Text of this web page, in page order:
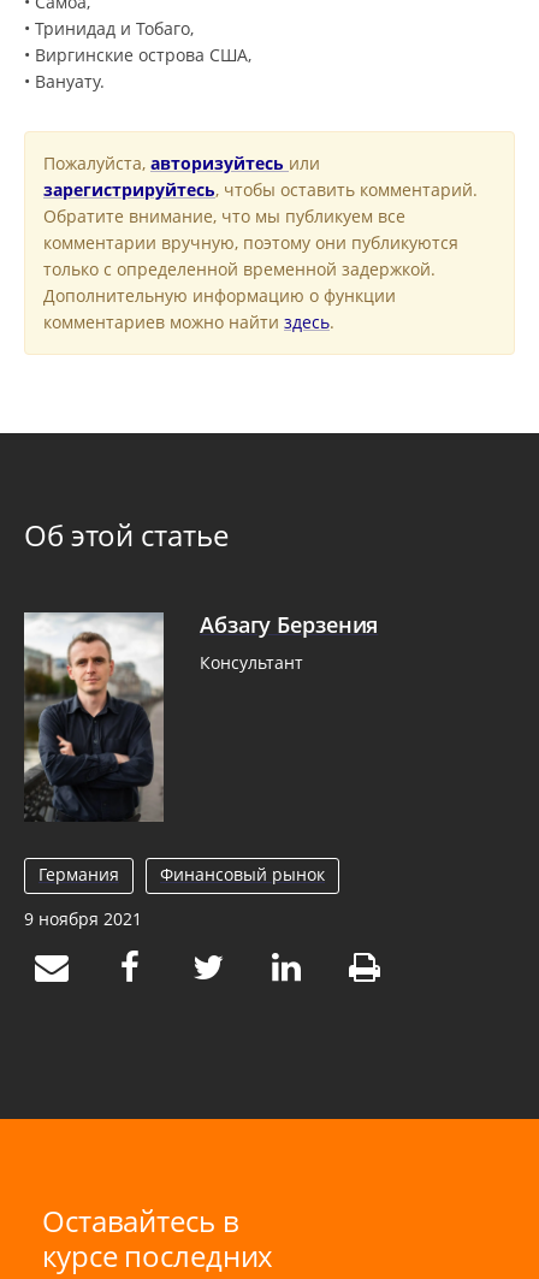
• Тринидад и Тобаго,
• Виргинские острова США,
• Вануату.
Пожалуйста, авторизуйтесь или
зарегистрируйтесь, чтобы оставить комментарий.
Обратите внимание, что мы публикуем все
комментарии вручную, поэтому они публикуются
только с определенной временной задержкой.
Дополнительную информацию о функции
комментариев можно найти здесь.
Об этой статье
Абзагу Берзения
Консультант
Германия
Финансовый рынок
9 ноября 2021
Оставайтесь в
курсе последних